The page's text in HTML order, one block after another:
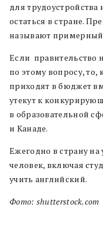
для
остаться в стране.
называют примерный
Если правительство
по этому вопросу, то,
приходят в бюджет
утекут к
в образовательной
и Канаде.
Ежегодно в страну на
человек, включая
учить английский.
Фото: shutterstock.com